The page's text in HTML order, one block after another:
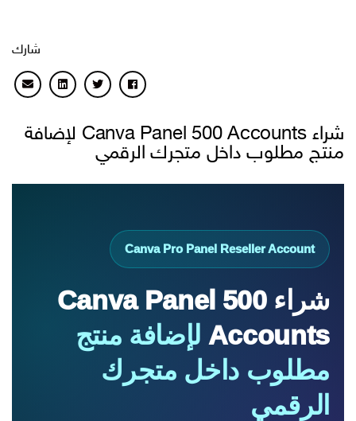
شارك
شراء Canva Panel 500 Accounts لإضافة
منتج مطلوب داخل متجرك الرقمي
Canva Pro Panel Reseller Account
شراء Canva Panel 500
Accounts لإضافة منتج
مطلوب داخل متجرك
الرقمي